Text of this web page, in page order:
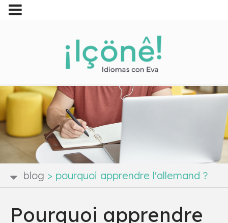
blog > pourquoi apprendre l'allemand ?
Pourquoi apprendre